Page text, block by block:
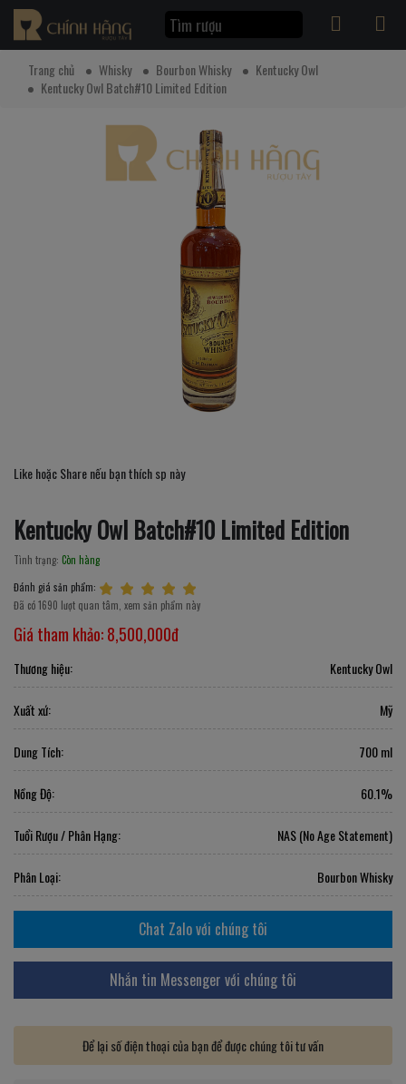
Trang chủ Whisky Bourbon Whisky
Kentucky Owl
Kentucky Owl Batch#10 Limited Edition
Like hoặc Share nếu bạn thích sp này
Kentucky Owl Batch#10 Limited Edition
Tình trạng: Còn hàng
Đánh giá sản phẩm:
Đã có 1690 lượt quan tâm, xem sản phẩm này
Giá tham khảo:8,500,000đ
Thương hiệu: Kentucky Owl
Xuất xứ: Mỹ
Dung Tích: 700 ml
Nồng Độ: 60.1%
Tuổi Rượu / Phân Hạng: NAS (No Age Statement)
Phân Loại: Bourbon Whisky
Chat Zalo với chúng tôi
Nhắn tin Messenger với chúng tôi
Để lại số điện thoại của bạn để được chúng tôi tư vấn